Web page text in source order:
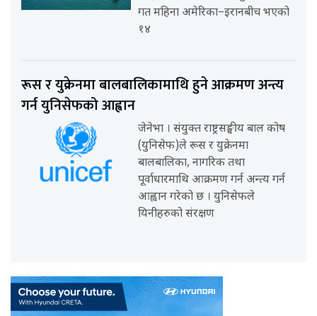
गत महिना अमेरिका–इरानबीच भएको
१४
रूस र युक्रेनमा बालबालिकामाथि हुने आक्रमण अन्त्य
गर्न युनिसेफको आह्वान
जेनेभा । संयुक्त राष्ट्रसङ्घीय बाल कोष
(युनिसेफ)ले रूस र युक्रेनमा
बालबालिका, नागरिक तथा
पूर्वाधारमाथि आक्रमण गर्न अन्त्य गर्न
आह्वान गरेको छ । युनिसेफले
यिनीहरुको संरक्षण